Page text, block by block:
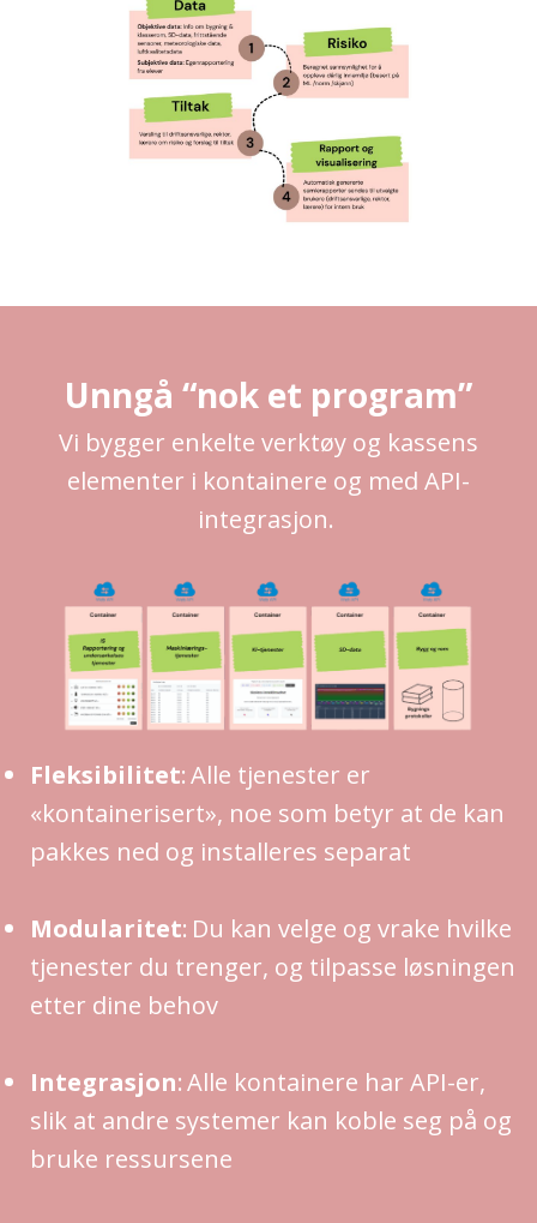
Unngå “nok et program”
Vi bygger enkelte verktøy og kassens
elementer i kontainere og med API-
integrasjon.
Fleksibilitet: Alle tjenester er
«kontainerisert», noe som betyr at de kan
pakkes ned og installeres separat
Modularitet: Du kan velge og vrake hvilke
tjenester du trenger, og tilpasse løsningen
etter dine behov
Integrasjon: Alle kontainere har API-er,
slik at andre systemer kan koble seg på og
bruke ressursene